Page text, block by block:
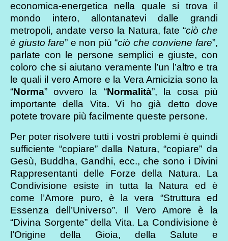
economica-energetica nella quale si trova il
mondo intero, allontanatevi dalle grandi
metropoli, andate verso la Natura, fate “ciò che
è giusto fare” e non più “ciò che conviene fare”,
parlate con le persone semplici e giuste, con
coloro che si aiutano veramente l’un l’altro e tra
le quali il vero Amore e la Vera Amicizia sono la
“Norma” ovvero la “Normalità”, la cosa più
importante della Vita. Vi ho già detto dove
potete trovare più facilmente queste persone.
Per poter risolvere tutti i vostri problemi è quindi
sufficiente “copiare” dalla Natura, “copiare” da
Gesù, Buddha, Gandhi, ecc., che sono i Divini
Rappresentanti delle Forze della Natura. La
Condivisione esiste in tutta la Natura ed è
come l’Amore puro, è la vera “Struttura ed
Essenza dell’Universo”. Il Vero Amore è la
“Divina Sorgente” della Vita. La Condivisione è
l’Origine della Gioia, della Salute e